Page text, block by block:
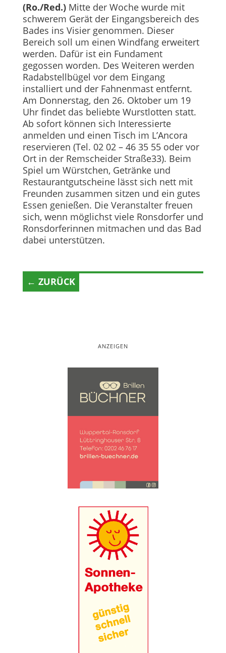
(Ro./Red.) Mitte der Woche wurde mit
schwerem Gerät der Eingangsbereich des
Bades ins Visier genommen. Dieser
Bereich soll um einen Windfang erweitert
werden. Dafür ist ein Fundament
gegossen worden. Des Weiteren werden
Radabstellbügel vor dem Eingang
installiert und der Fahnenmast entfernt.
Am Donnerstag, den 26. Oktober um 19
Uhr findet das beliebte Wurstlotten statt.
Ab sofort können sich Interessierte
anmelden und einen Tisch im L’Ancora
reservieren (Tel. 02 02 – 46 35 55 oder vor
Ort in der Remscheider Straße33). Beim
Spiel um Würstchen, Getränke und
Restaurantgutscheine lässt sich nett mit
Freunden zusammen sitzen und ein gutes
Essen genießen. Die Veranstalter freuen
sich, wenn möglichst viele Ronsdorfer und
Ronsdorferinnen mitmachen und das Bad
dabei unterstützen.
← ZURÜCK
ANZEIGEN